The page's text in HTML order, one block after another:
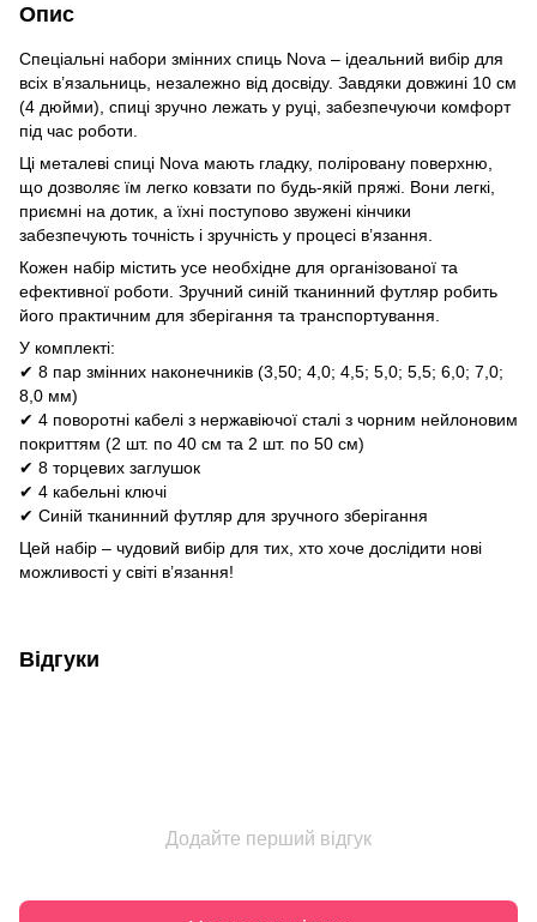
Опис
Спеціальні набори змінних спиць Nova – ідеальний вибір для
всіх в’язальниць, незалежно від досвіду. Завдяки довжині 10 см
(4 дюйми), спиці зручно лежать у руці, забезпечуючи комфорт
під час роботи.
Ці металеві спиці Nova мають гладку, поліровану поверхню,
що дозволяє їм легко ковзати по будь-якій пряжі. Вони легкі,
приємні на дотик, а їхні поступово звужені кінчики
забезпечують точність і зручність у процесі в’язання.
Кожен набір містить усе необхідне для організованої та
ефективної роботи. Зручний синій тканинний футляр робить
його практичним для зберігання та транспортування.
У комплекті:
✔ 8 пар змінних наконечників (3,50; 4,0; 4,5; 5,0; 5,5; 6,0; 7,0;
8,0 мм)
✔ 4 поворотні кабелі з нержавіючої сталі з чорним нейлоновим
покриттям (2 шт. по 40 см та 2 шт. по 50 см)
✔ 8 торцевих заглушок
✔ 4 кабельні ключі
✔ Синій тканинний футляр для зручного зберігання
Цей набір – чудовий вибір для тих, хто хоче дослідити нові
можливості у світі в’язання!
Відгуки
Додайте перший відгук